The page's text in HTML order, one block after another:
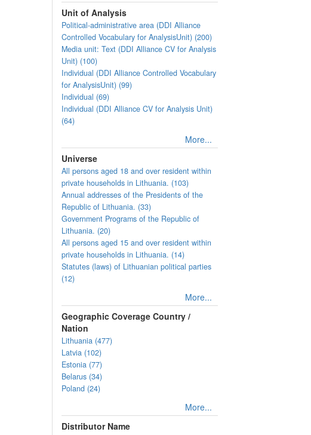
Unit of Analysis
Political-administrative area (DDI Alliance
Controlled Vocabulary for AnalysisUnit) (200)
Media unit: Text (DDI Alliance CV for Analysis
Unit) (100)
Individual (DDI Alliance Controlled Vocabulary
for AnalysisUnit) (99)
Individual (69)
Individual (DDI Alliance CV for Analysis Unit)
(64)
More...
Universe
All persons aged 18 and over resident within
private households in Lithuania. (103)
Annual addresses of the Presidents of the
Republic of Lithuania. (33)
Government Programs of the Republic of
Lithuania. (20)
All persons aged 15 and over resident within
private households in Lithuania. (14)
Statutes (laws) of Lithuanian political parties
(12)
More...
Geographic Coverage Country /
Nation
Lithuania (477)
Latvia (102)
Estonia (77)
Belarus (34)
Poland (24)
More...
Distributor Name